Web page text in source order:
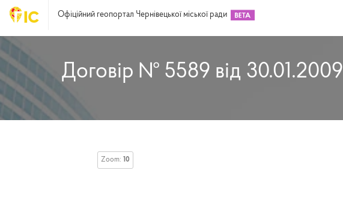
Офіційний геопортал Чернівецької міської ради
Договір № 5589 від 30.01.2009
Zoom: 10